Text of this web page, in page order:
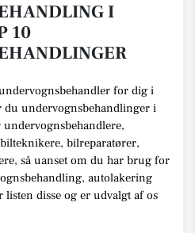
I
10
for dig i
undervognsbehandlinger i
bilreparatører,
, så uanset om du har brug for
autolakering
listen disse og er udvalgt af os